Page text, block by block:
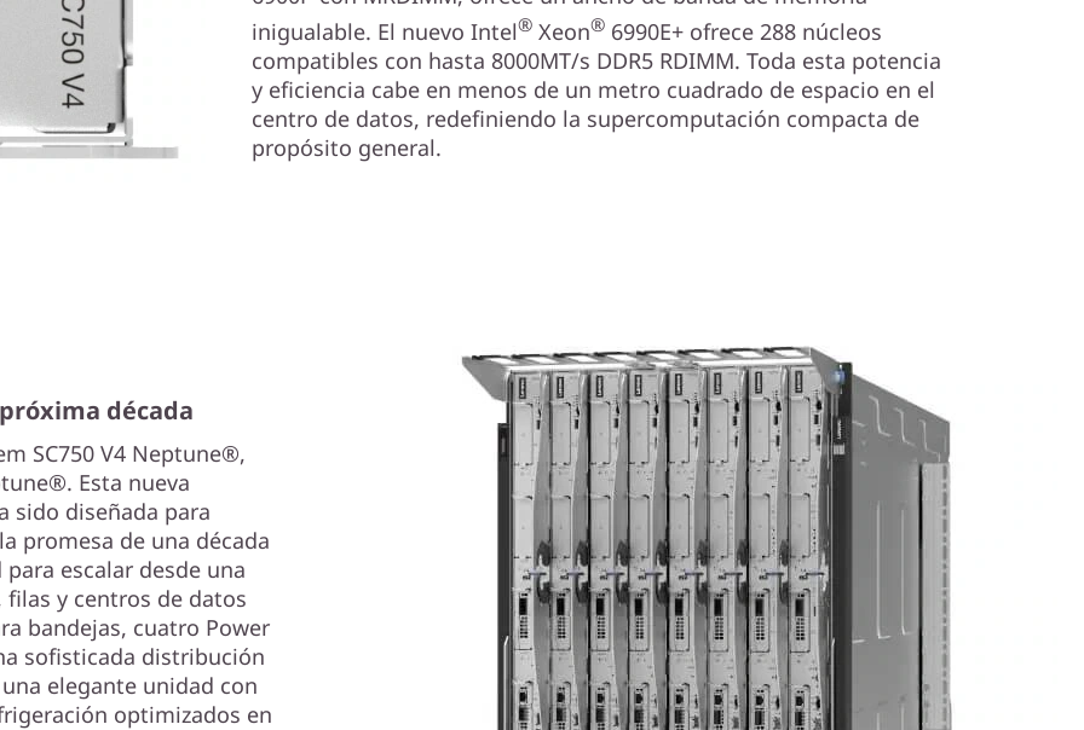
inigualable. El nuevo Intel® Xeon® 6990E+ ofrece 288 núcleos
compatibles con hasta 8000MT/s DDR5 RDIMM. Toda esta potencia
y eficiencia cabe en menos de un metro cuadrado de espacio en el
centro de datos, redefiniendo la supercomputación compacta de
propósito general.
década
SC750 V4 Neptune®,
Esta nueva
sido diseñada para
promesa de una década
escalar desde una
y centros de datos
bandejas, cuatro Power
sofisticada distribución
elegante unidad con
optimizados en